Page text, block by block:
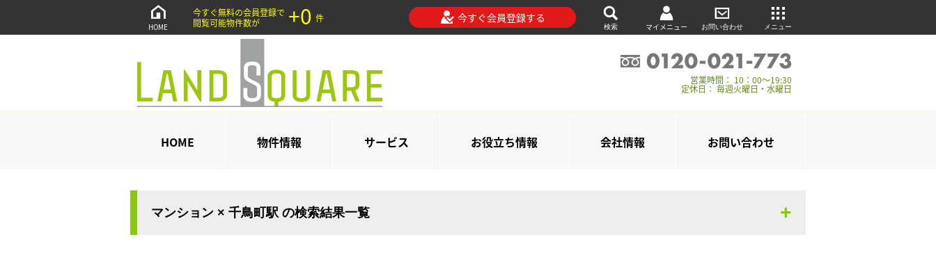
HOME
今すぐ無料の会員登録で
閲覧可能物件数が
+0 件 今すぐ会員登録する
検索 マイメニュー お問い合わせ メニュー
営業時間： 10：00～19:30
定休日： 毎週火曜日・水曜日
HOME 物件情報 サービス お役立ち情報 会社情報 お問い合わせ
マンション × 千鳥町駅 の検索結果一覧